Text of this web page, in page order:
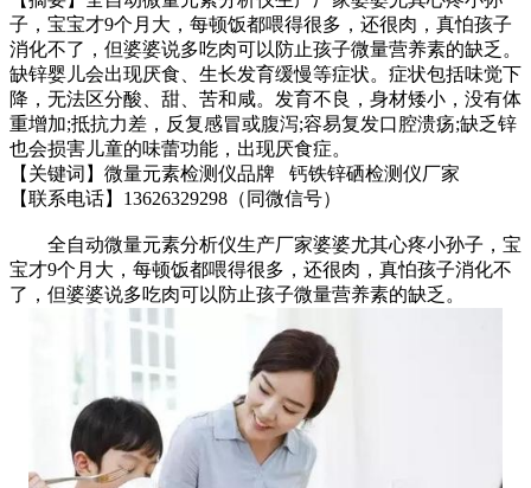
子，宝宝才9个月大，每顿饭都喂得很多，还很肉，真怕孩子
消化不了，但婆婆说多吃肉可以防止孩子微量营养素的缺乏。
缺锌婴儿会出现厌食、生长发育缓慢等症状。症状包括味觉下
降，无法区分酸、甜、苦和咸。发育不良，身材矮小，没有体
重增加;抵抗力差，反复感冒或腹泻;容易复发口腔溃疡;缺乏锌
也会损害儿童的味蕾功能，出现厌食症。
【关键词】微量元素检测仪品牌 钙铁锌硒检测仪厂家
【联系电话】13626329298（同微信号）
全自动微量元素分析仪生产厂家婆婆尤其心疼小孙子，宝
宝才9个月大，每顿饭都喂得很多，还很肉，真怕孩子消化不
了，但婆婆说多吃肉可以防止孩子微量营养素的缺乏。